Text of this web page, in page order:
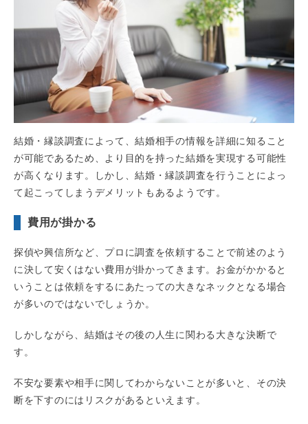
結婚・縁談調査によって、結婚相手の情報を詳細に知ること
が可能であるため、より目的を持った結婚を実現する可能性
が高くなります。しかし、結婚・縁談調査を行うことによっ
て起こってしまうデメリットもあるようです。
費用が掛かる
探偵や興信所など、プロに調査を依頼することで前述のよう
に決して安くはない費用が掛かってきます。お金がかかると
いうことは依頼をするにあたっての大きなネックとなる場合
が多いのではないでしょうか。
しかしながら、結婚はその後の人生に関わる大きな決断で
す。
不安な要素や相手に関してわからないことが多いと、その決
断を下すのにはリスクがあるといえます。